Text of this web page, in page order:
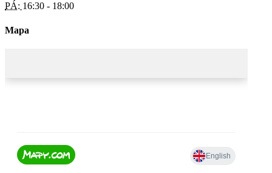
PÁ: 16:30 - 18:00
Mapa